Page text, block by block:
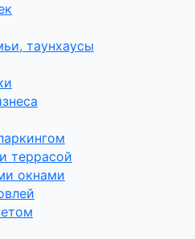
таунхаусы
террасой
окнами